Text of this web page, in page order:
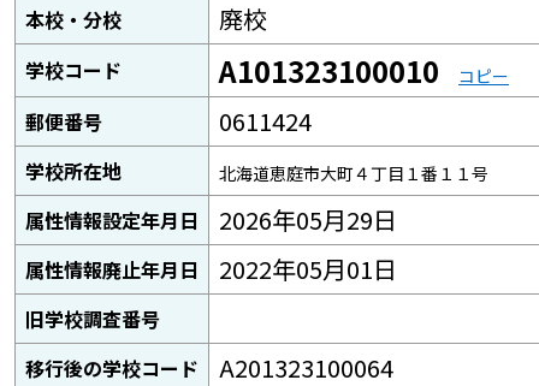
本校・分校 廃校
学校コード A101323100010 コピー
郵便番号 0611424
学校所在地 北海道恵庭市大町４丁目１番１１号
属性情報設定年月日 2026年05月29日
属性情報廃止年月日 2022年05月01日
旧学校調査番号
移行後の学校コード
A201323100064